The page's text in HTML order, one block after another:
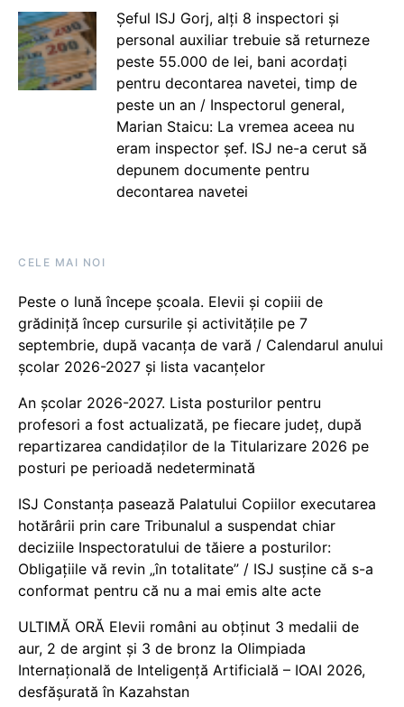
Șeful ISJ Gorj, alți 8 inspectori și
personal auxiliar trebuie să returneze
peste 55.000 de lei, bani acordați
pentru decontarea navetei, timp de
peste un an / Inspectorul general,
Marian Staicu: La vremea aceea nu
eram inspector șef. ISJ ne-a cerut să
depunem documente pentru
decontarea navetei
CELE MAI NOI
Peste o lună începe școala. Elevii și copiii de
grădiniță încep cursurile și activitățile pe 7
septembrie, după vacanța de vară / Calendarul anului
școlar 2026-2027 și lista vacanțelor
An școlar 2026-2027. Lista posturilor pentru
profesori a fost actualizată, pe fiecare județ, după
repartizarea candidaților de la Titularizare 2026 pe
posturi pe perioadă nedeterminată
ISJ Constanța pasează Palatului Copiilor executarea
hotărârii prin care Tribunalul a suspendat chiar
deciziile Inspectoratului de tăiere a posturilor:
Obligațiile vă revin „în totalitate” / ISJ susține că s-a
conformat pentru că nu a mai emis alte acte
ULTIMĂ ORĂ Elevii români au obținut 3 medalii de
aur, 2 de argint și 3 de bronz la Olimpiada
Internațională de Inteligență Artificială – IOAI 2026,
desfășurată în Kazahstan